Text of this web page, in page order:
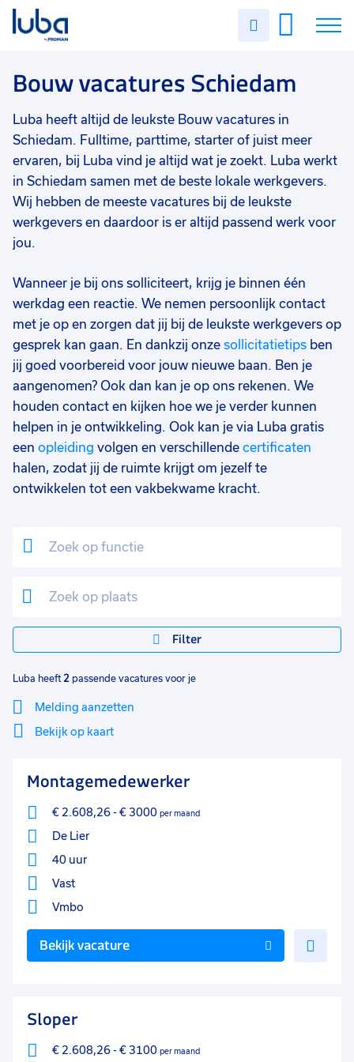
Uren
Vacatures
Over ons
Voor werkgevers
Contact
Bouw vacatures Schiedam
Luba heeft altijd de leukste Bouw vacatures in
Schiedam. Fulltime, parttime, starter of juist meer
ervaren, bij Luba vind je altijd wat je zoekt. Luba werkt
in Schiedam samen met de beste lokale werkgevers.
Wij hebben de meeste vacatures bij de leukste
werkgevers en daardoor is er altijd passend werk voor
jou.
Wanneer je bij ons solliciteert, krijg je binnen één
werkdag een reactie. We nemen persoonlijk contact
met je op en zorgen dat jij bij de leukste werkgevers op
gesprek kan gaan. En dankzij onze sollicitatietips ben
jij goed voorbereid voor jouw nieuwe baan. Ben je
aangenomen? Ook dan kan je op ons rekenen. We
houden contact en kijken hoe we je verder kunnen
helpen in je ontwikkeling. Ook kan je via Luba gratis
een opleiding volgen en verschillende certificaten
halen, zodat jij de ruimte krijgt om jezelf te
ontwikkelen tot een vakbekwame kracht.
Filter
Filter vacatures
Vakgebied 0
Bouw
Opleidingsniveau
Soort contract 0
Vast 2
Uitzicht op vast 2
Uren per week 0
37 - 40+ uur 2
Luba heeft 2 passende vacatures voor je
Melding aanzetten
Bekijk op kaart
Filter
Sluiten
Montagemedewerker
€ 2.608,26- € 3000 per maand
De Lier
40 uur
Vast
Vmbo
Bekijk vacature
Sloper
€ 2.608,26- € 3100 per maand